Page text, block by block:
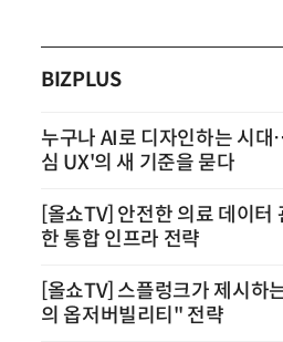
BIZPLUS
누구나 AI로 디자인하는 시
심 UX'의 새 기준을 묻다
[올쇼TV] 안전한 의료 데이터
한 통합 인프라 전략
[올쇼TV] 스플렁크가 제시하
의 옵저버빌리티" 전략